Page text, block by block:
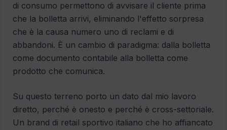
di consumo permettono di avvisare il cliente prima
che la bolletta arrivi, eliminando l'effetto sorpresa
che è la causa numero uno di reclami e di
abbandoni. È un cambio di paradigma: dalla bolletta
come documento contabile alla bolletta come
prodotto che comunica.
Su questo terreno porto un dato dal mio lavoro
diretto, perché è onesto e perché è cross-settoriale.
Un brand di retail sportivo italiano che ho affiancato